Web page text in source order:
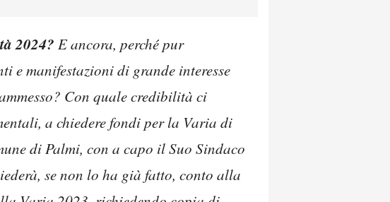
2024? E ancora, perché pur
e manifestazioni di grande interesse
Con quale credibilità ci
a chiedere fondi per la Varia di
di Palmi, con a capo il Suo Sindaco
se non lo ha già fatto, conto alla